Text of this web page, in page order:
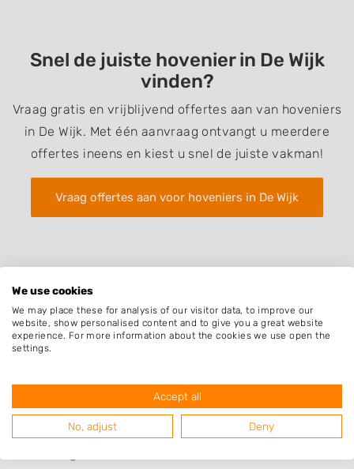
Snel de juiste hovenier in De Wijk
vinden?
Vraag gratis en vrijblijvend offertes aan van hoveniers
in De Wijk. Met één aanvraag ontvangt u meerdere
offertes ineens en kiest u snel de juiste vakman!
Vraag offertes aan voor hoveniers in De Wijk
Plaatsen in de buurt
Rogat
De Schiphorst
Koekange
We use cookies
We may place these for analysis of our visitor data, to improve our
website, show personalised content and to give you a great website
experience. For more information about the cookies we use open the
settings.
Accept all
No, adjust Deny